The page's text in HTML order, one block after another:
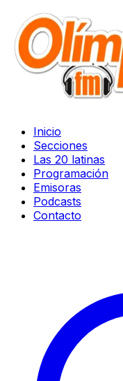
Inicio
Secciones
Las 20 latinas
Programación
Emisoras
Podcasts
Contacto